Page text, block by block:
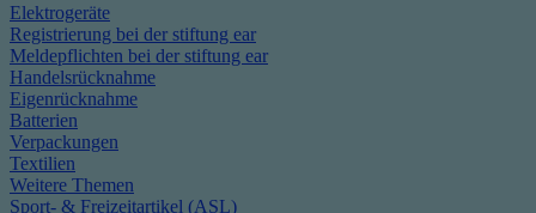
Elektrogeräte
Registrierung bei der stiftung ear
Meldepflichten bei der stiftung ear
Handelsrücknahme
Eigenrücknahme
Batterien
Verpackungen
Textilien
Weitere Themen
Sport- & Freizeitartikel (ASL)